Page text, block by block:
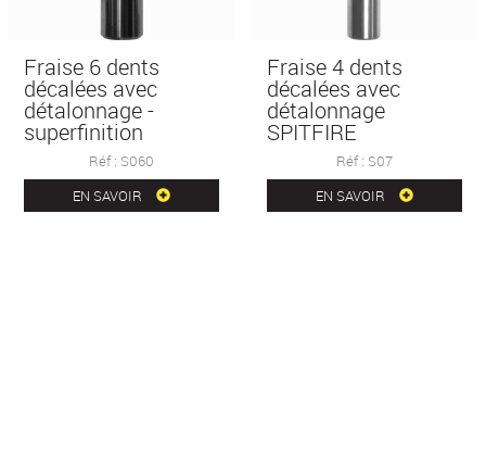
Fraise 6 dents
décalées avec
détalonnage -
superfinition
Réf : S060
EN SAVOIR
Fraise 4 dents
décalées avec
détalonnage
SPITFIRE
Réf : S07
EN SAVOIR